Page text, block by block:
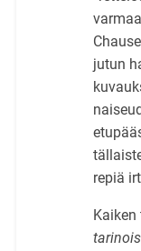
jutun
repiä